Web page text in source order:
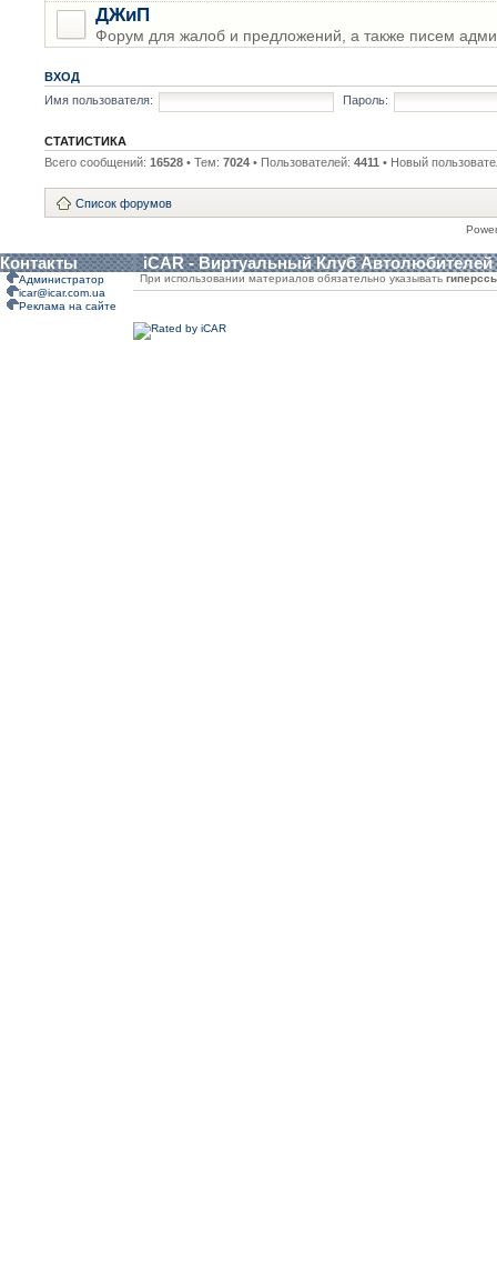
ДЖиП
Форум для жалоб и предложений, а также писем
ВХОД
Имя пользователя:
Пароль:
СТАТИСТИКА
Всего сообщений: 16528 • Тем: 7024 • Пользователей: 4411 • Новый
Список форумов
Контакты iCAR - Виртуальный Клуб Автолюбителей
Администратор
icar@icar.com.ua
Реклама на сайте
При использовании материалов обязательно указывать